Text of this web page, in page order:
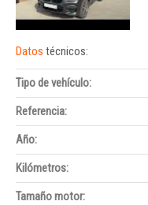
Datos técnicos:
Tipo de vehículo:
Referencia:
Año:
Kilómetros:
Tamaño motor: